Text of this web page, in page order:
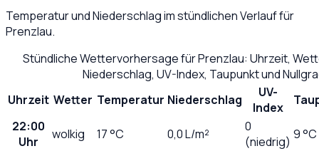
Temperatur und Niederschlag im stündlichen Verlauf für
Prenzlau.
Stündliche Wettervorhersage fürPrenzlau: Uhrzeit,
Niederschlag, UV-Index, Taupunkt und
Uhrzeit Wetter Temperatur Niederschlag
UV-
Index
22:00
Uhr
wolkig 17°C 0,0L/m²
0
(niedrig) 9 °C